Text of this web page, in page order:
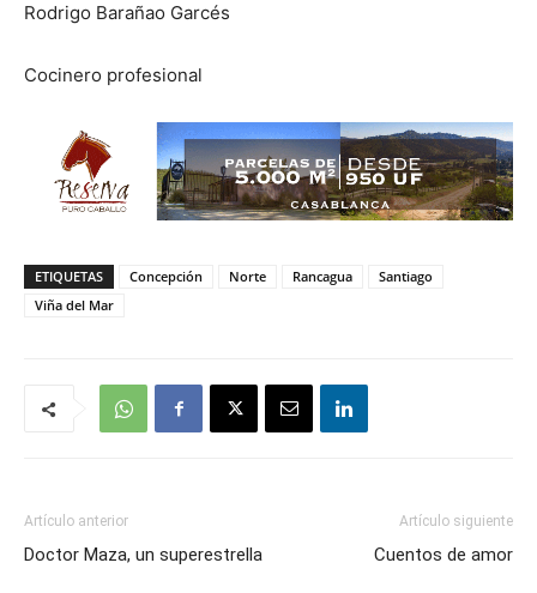
Rodrigo Barañao Garcés
Cocinero profesional
ETIQUETAS Concepción Norte Rancagua
Santiago
Viña del Mar
Artículo anterior
Doctor Maza, un superestrella
Artículo siguiente
Cuentos de amor